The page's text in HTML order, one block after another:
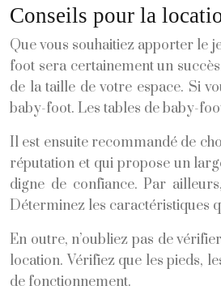
Conseils pour la
Que vous souhaitiez apporter le
foot sera certainement un
de la taille de votre espace. Si
baby-foot. Les tables de baby-
Il est ensuite recommandé de
réputation et qui propose un
digne de confiance. Par
Déterminez les caractéristiques
En outre, n’oubliez pas de
location. Vérifiez que les pieds,
de fonctionnement.